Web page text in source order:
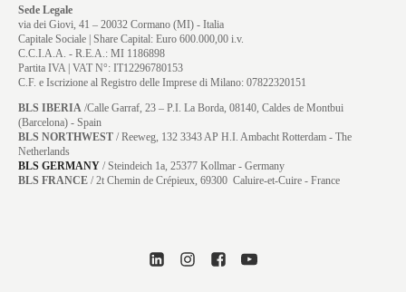
Sede Legale
via dei Giovi, 41 – 20032 Cormano (MI) - Italia
Capitale Sociale | Share Capital: Euro 600.000,00 i.v.
C.C.I.A.A. - R.E.A.: MI 1186898
Partita IVA | VAT N°: IT12296780153
C.F. e Iscrizione al Registro delle Imprese di Milano: 07822320151
BLS IBERIA /Calle Garraf, 23 – P.I. La Borda, 08140, Caldes de Montbui
(Barcelona) - Spain
BLS NORTHWEST / Reeweg, 132 3343 AP H.I. Ambacht Rotterdam - The
Netherlands
BLS GERMANY /Steindeich 1a, 25377 Kollmar - Germany
BLS FRANCE / 2t Chemin de Crépieux, 69300 Caluire-et-Cuire - France